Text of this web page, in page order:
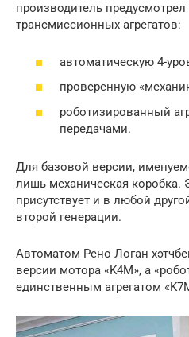
производитель предусмотрел
трансмиссионных агрегатов:
автоматическую 4-
проверенную
роботизированный
передачами.
Для базовой версии,
лишь механическая коробка.
присутствует и в любой
второй генерации.
Автоматом Рено Логан
версии мотора «K4M», а
единственным агрегатом